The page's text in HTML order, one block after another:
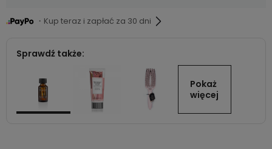
・Kup teraz i zapłać za 30 dni
Sprawdź także:
Pokaż
więcej